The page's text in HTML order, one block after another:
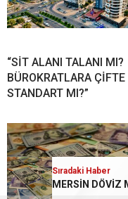
Sıradaki Haber
“SİT ALANI TALANI MI?
BÜROKRATLARA ÇİFTE
STANDART MI?”
Sıradaki Haber